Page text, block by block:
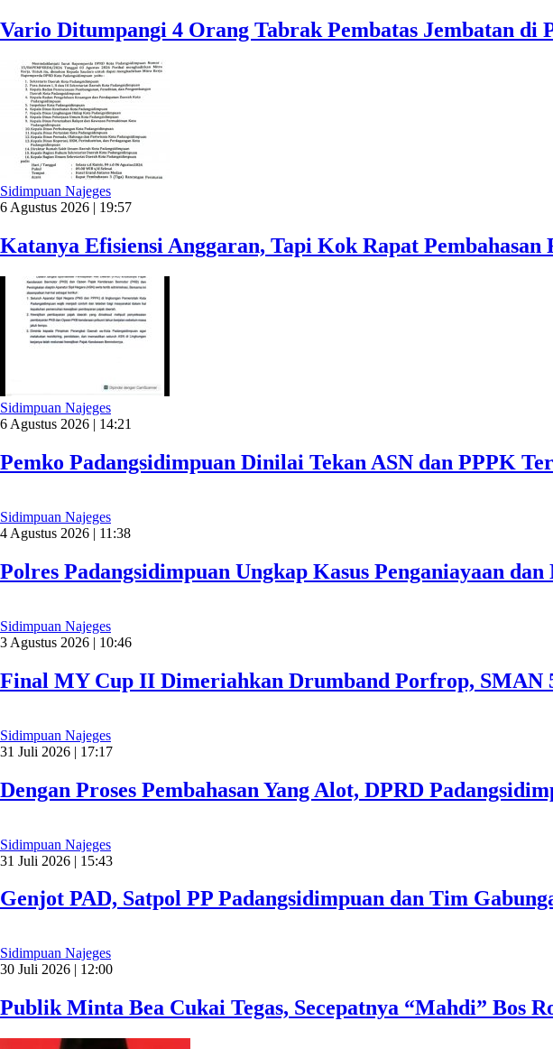
Vario Ditumpangi 4 Orang Tabrak Pembatas Jembatan di
Sidimpuan Najeges
6 Agustus 2026 | 19:57
Katanya Efisiensi Anggaran, Tapi Kok Rapat
Sidimpuan Najeges
6 Agustus 2026 | 14:21
Pemko Padangsidimpuan Dinilai Tekan ASN dan PPPK
Sidimpuan Najeges
4 Agustus 2026 | 11:38
Polres Padangsidimpuan Ungkap Kasus Penganiayaan
Sidimpuan Najeges
3 Agustus 2026 | 10:46
Final MY Cup II Dimeriahkan Drumband Porfrop, SMAN
Sidimpuan Najeges
31 Juli 2026 | 17:17
Dengan Proses Pembahasan Yang Alot, DPRD
Sidimpuan Najeges
31 Juli 2026 | 15:43
Genjot PAD, Satpol PP Padangsidimpuan dan Tim
Sidimpuan Najeges
30 Juli 2026 | 12:00
Publik Minta Bea Cukai Tegas, Secepatnya “Mahdi” Bos